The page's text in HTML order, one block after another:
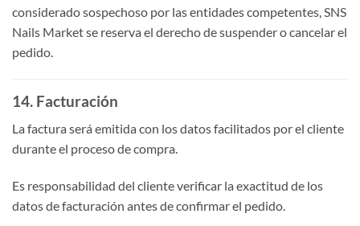
considerado sospechoso por las entidades competentes, SNS
Nails Market se reserva el derecho de suspender o cancelar el
pedido.
14. Facturación
La factura será emitida con los datos facilitados por el cliente
durante el proceso de compra.
Es responsabilidad del cliente verificar la exactitud de los
datos de facturación antes de confirmar el pedido.